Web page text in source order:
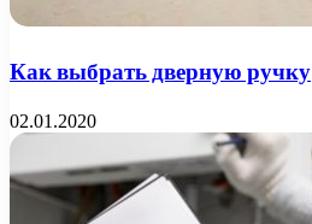
Как выбрать дверную ручку
02.01.2020